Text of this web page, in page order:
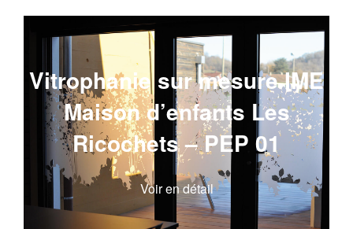
Vitrophanie sur mesure IME
Maison d’enfants Les
Ricochets – PEP 01
Voir en détail